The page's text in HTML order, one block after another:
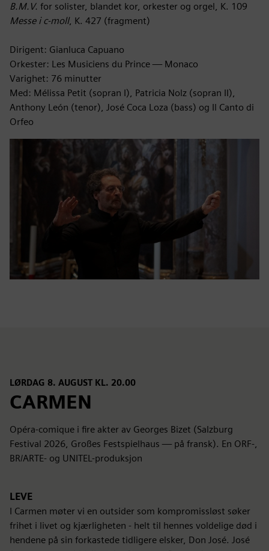
B.M.V. for solister, blandet kor, orkester og orgel, K. 109
Messe i c-moll, K. 427 (fragment)
Dirigent: Gianluca Capuano
Orkester: Les Musiciens du Prince — Monaco
Varighet: 76 minutter
Med: Mélissa Petit (sopran I), Patricia Nolz (sopran II),
Anthony León (tenor), José Coca Loza (bass) og Il Canto di
Orfeo
LØRDAG 8. AUGUST KL. 20.00
CARMEN
Opéra-comique i fire akter av Georges Bizet (Salzburg
Festival 2026, Großes Festspielhaus — på fransk). En ORF-,
BR/ARTE- og UNITEL-produksjon
LEVE
I Carmen møter vi en outsider som kompromissløst søker
frihet i livet og kjærligheten - helt til hennes voldelige død i
hendene på sin forkastede tidligere elsker, Don José. José